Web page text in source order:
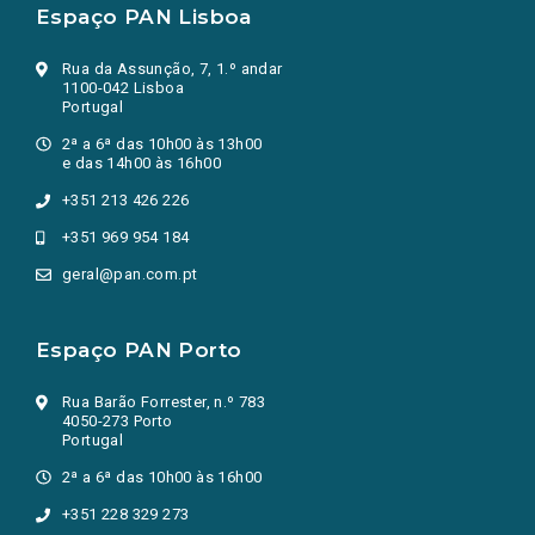
Espaço PAN Lisboa
Rua da Assunção, 7, 1.º andar
1100-042 Lisboa
Portugal
2ª a 6ª das 10h00 às 13h00
e das 14h00 às 16h00
+351 213 426 226
+351 969 954 184
geral@pan.com.pt
Espaço PAN Porto
Rua Barão Forrester, n.º 783
4050-273 Porto
Portugal
2ª a 6ª das 10h00 às 16h00
+351 228 329 273